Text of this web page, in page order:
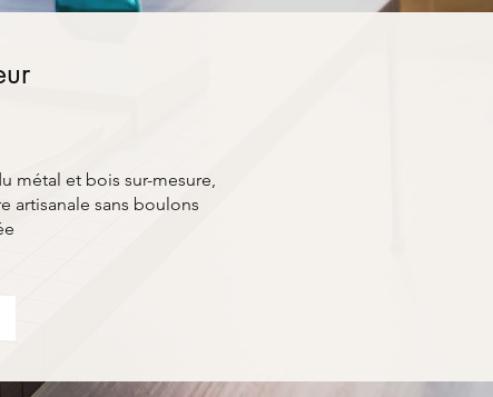
métal et bois sur-mesure,
artisanale sans boulons